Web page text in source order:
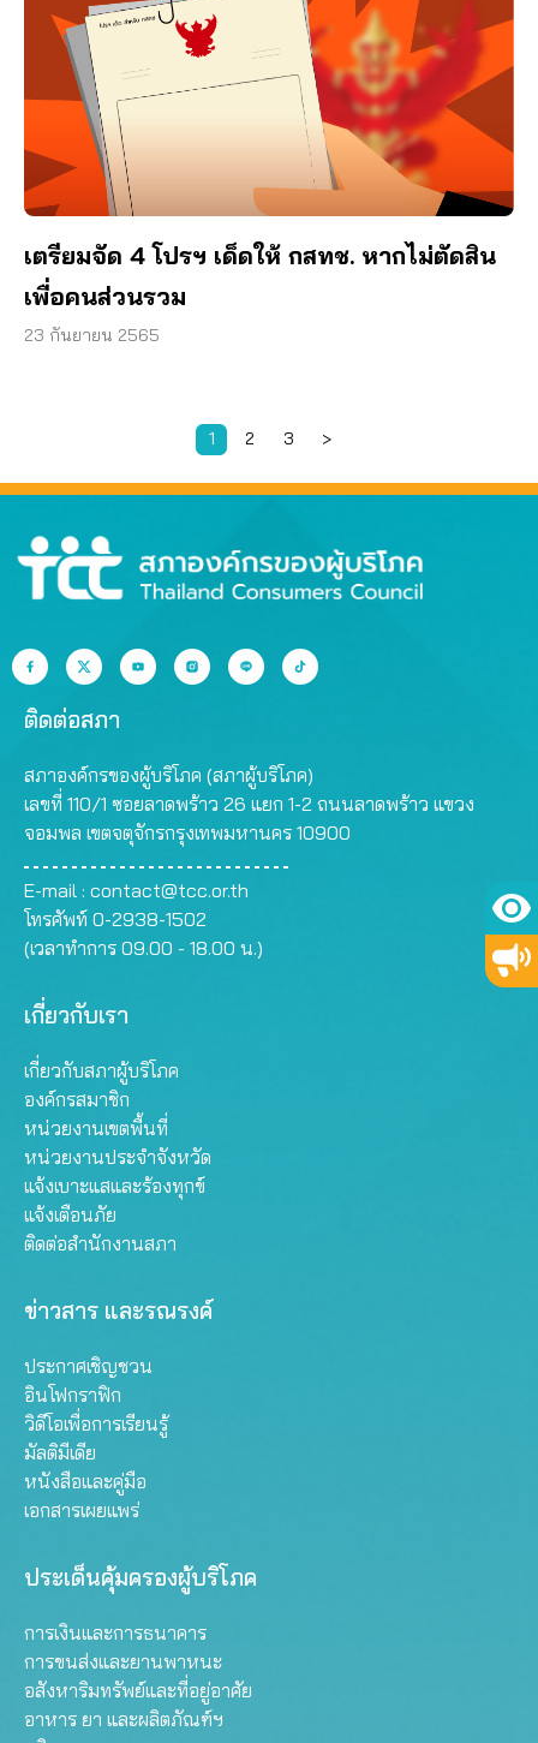
เตรียมจัด 4 โปรฯ เด็ดให้ กสทช. หากไม่ตัดสิน
เพื่อคนส่วนรวม
23 กันยายน 2565
1 2 3 >
ติดต่อสภา
สภาองค์กรของผู้บริโภค (สภาผู้บริโภค)
เลขที่ 110/1 ซอยลาดพร้าว 26 แยก 1-2 ถนนลาดพร้าว แขวง
จอมพล เขตจตุจักรกรุงเทพมหานคร 10900
E-mail : contact@tcc.or.th
โทรศัพท์ 0-2938-1502
(เวลาทำการ 09.00 - 18.00 น.)
เกี่ยวกับเรา
เกี่ยวกับสภาผู้บริโภค
องค์กรสมาชิก
หน่วยงานเขตพื้นที่
หน่วยงานประจำจังหวัด
แจ้งเบาะแสและร้องทุกข์
แจ้งเตือนภัย
ติดต่อสำนักงานสภา
ข่าวสาร และรณรงค์
ประกาศเชิญชวน
อินโฟกราฟิก
วิดีโอเพื่อการเรียนรู้
มัลติมีเดีย
หนังสือและคู่มือ
เอกสารเผยแพร่
ประเด็นคุ้มครองผู้บริโภค
การเงินและการธนาคาร
การขนส่งและยานพาหนะ
อสังหาริมทรัพย์และที่อยู่อาศัย
อาหาร ยา และผลิตภัณฑ์ฯ